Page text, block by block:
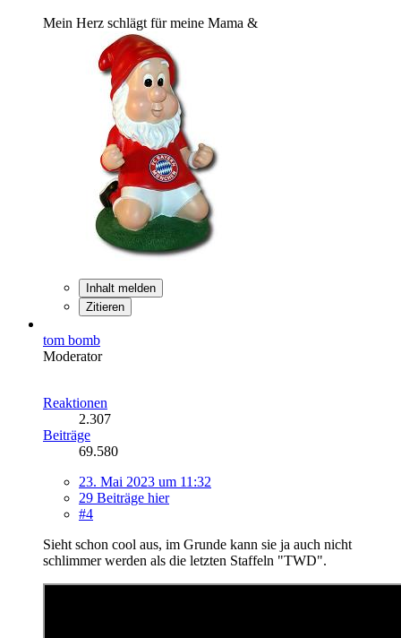
Mein Herz schlägt für meine Mama &
Inhalt melden
Zitieren
tom bomb
Moderator
Reaktionen
2.307
Beiträge
69.580
23. Mai 2023 um 11:32
29 Beiträge hier
#4
Sieht schon cool aus, im Grunde kann sie ja auch nicht
schlimmer werden als die letzten Staffeln "TWD".